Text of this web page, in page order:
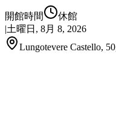
開館時間
休館
|土曜日, 8月 8, 2026
Lungotevere Castello,